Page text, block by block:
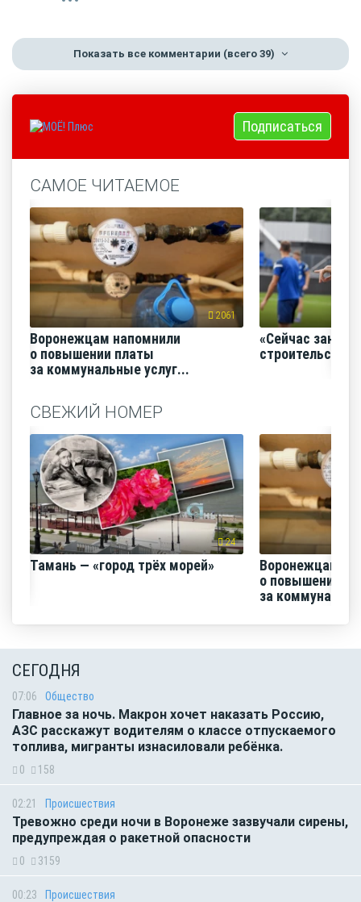
Показать все комментарии (всего 39)
Подписаться
САМОЕ ЧИТАЕМОЕ
2061
Воронежцам напомнили
о повышении платы
за коммунальные услуг...
«Сейчас
СВЕЖИЙ НОМЕР
24
Тамань — «город трёх морей»
Воронежцам
о повышении
за
СЕГОДНЯ
07:06 Общество
Главное за ночь. Макрон хочет наказать Россию,
АЗС расскажут водителям о классе отпускаемого
топлива, мигранты изнасиловали ребёнка.
0 158
02:21 Происшествия
Тревожно среди ночи в Воронеже зазвучали сирены,
предупреждая о ракетной опасности
0 3159
00:23 Происшествия